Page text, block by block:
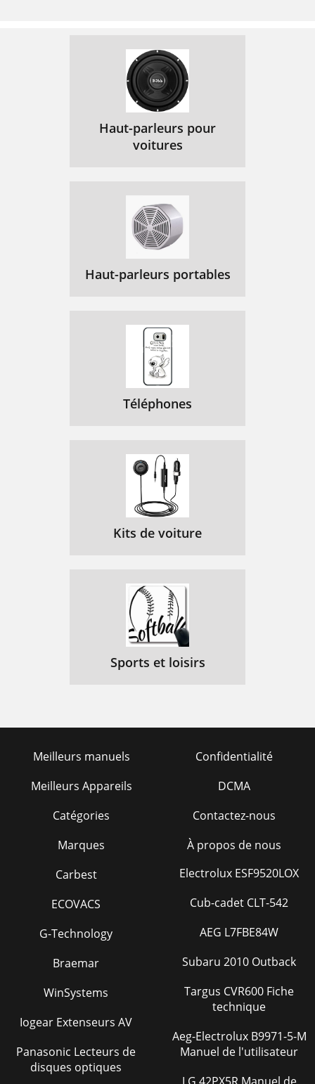
Haut-parleurs pour
voitures
Haut-parleurs portables
Téléphones
Kits de voiture
Sports et loisirs
Meilleurs manuels
Meilleurs Appareils
Catégories
Marques
Confidentialité
DCMA
Contactez-nous
À propos de nous
Carbest
ECOVACS
G-Technology
Braemar
WinSystems
Iogear Extenseurs AV
Panasonic Lecteurs de
disques optiques
Electrolux ESF9520LOX
Cub-cadet CLT-542
AEG L7FBE84W
Subaru 2010 Outback
Targus CVR600 Fiche
technique
Aeg-Electrolux B9971-5-M
Manuel de l'utilisateur